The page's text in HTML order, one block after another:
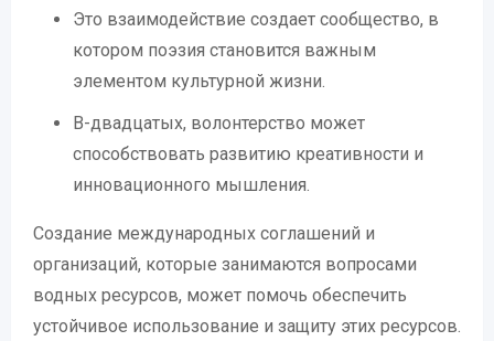
Это взаимодействие создает сообщество, в
котором поэзия становится важным
элементом культурной жизни.
В-двадцатых, волонтерство может
способствовать развитию креативности и
инновационного мышления.
Создание международных соглашений и
организаций, которые занимаются вопросами
водных ресурсов, может помочь обеспечить
устойчивое использование и защиту этих ресурсов.